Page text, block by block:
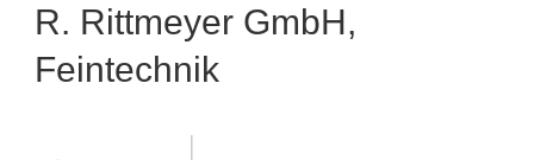
R. Rittmeyer GmbH,
Feintechnik